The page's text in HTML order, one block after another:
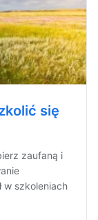
się
zaufaną i
w szkoleniach